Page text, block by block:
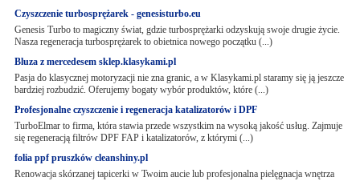
Czyszczenie turbosprężarek - genesisturbo.eu
Genesis Turbo to magiczny świat, gdzie turbosprężarki odzyskują swoje drugie życie.
Nasza regeneracja turbosprężarek to obietnica nowego początku (...)
Bluza z mercedesem sklep.klasykami.pl
Pasja do klasycznej motoryzacji nie zna granic, a w Klasykami.pl staramy się ją jeszcze
bardziej rozbudzić. Oferujemy bogaty wybór produktów, które (...)
Profesjonalne czyszczenie i regeneracja katalizatorów i DPF
TurboElmar to firma, która stawia przede wszystkim na wysoką jakość usług. Zajmuje
się regeneracją filtrów DPF FAP i katalizatorów, z którymi (...)
folia ppf pruszków cleanshiny.pl
Renowacja skórzanej tapicerki w Twoim aucie lub profesjonalna pielęgnacja wnętrza